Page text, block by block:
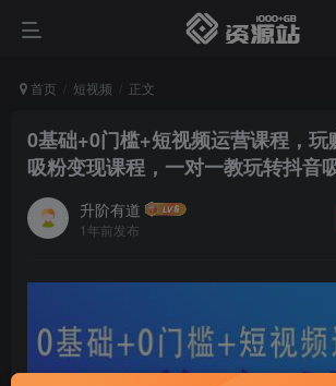
首页 短视频 正文
0基础+0门槛+短视频运营课程，玩
吸粉变现课程，一对一教玩转抖音
升阶有道
1年前发布